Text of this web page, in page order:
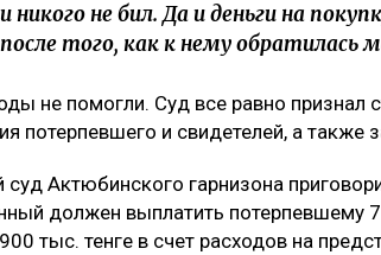
и никого не бил. Да и деньги на
после того, как к нему обратилась
не помогли. Суд все равно
потерпевшего и свидетелей, а также
суд Актюбинского гарнизона
должен выплатить потерпевшему
тыс. тенге в счет расходов на